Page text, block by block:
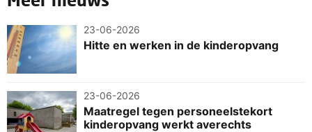
23-06-2026
Hitte en werken in de kinderopvang
23-06-2026
Maatregel tegen personeelstekort
kinderopvang werkt averechts